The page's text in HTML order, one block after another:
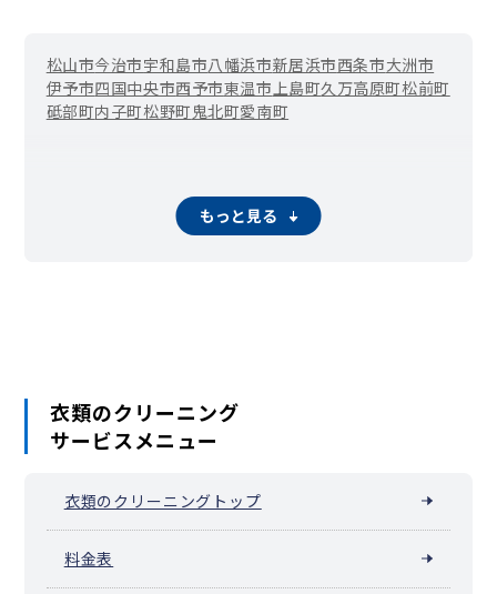
松山市今治市宇和島市八幡浜市新居浜市西条市大洲市
伊予市四国中央市西予市東温市 上島町久万高原町松前町
砥部町内子町松野町 鬼北町愛南町
もっと見る
衣類のクリーニング
サービスメニュー
衣類のクリーニングトップ
料金表